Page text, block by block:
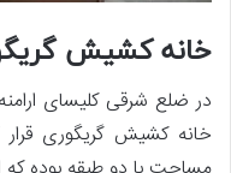
خانه کشیش
در ضلع شرقی کلیسای